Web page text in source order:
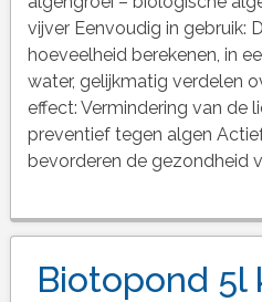
vijver Eenvoudig in gebruik:
hoeveelheid berekenen, in
water, gelijkmatig verdelen
effect: Vermindering van de
preventief tegen algen
bevorderen de gezondheid
Biotopond 5l